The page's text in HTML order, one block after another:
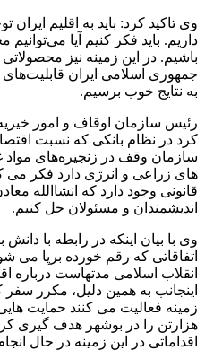
وی تاکید کرد: باید به اقلیم
داریم. باید فکر کنیم آیا
باشیم. در این زمینه نیز
جمهوری اسلامی ایران
به نتایج خوب برسیم.
رئیس سازمان اوقاف و امور
کرد در نظام بانکی که نسبت
سازمان وقف در زنجیره‌های مواد
های زراعی و انرژی دارد فکر
قانونی وجود دارد که انشاالله
اندیشمندان و مسئولان حل کنیم.
وی با بیان اینکه در رابطه با
اتفاقاتی که رقم خورده برپا می
انقلاب اسلامی مدتهاست درباره
اینجانب به همین دلیل، مکرر
هزارتن را در بوشهر هدف گیری
اقداماتی در این زمینه در حال